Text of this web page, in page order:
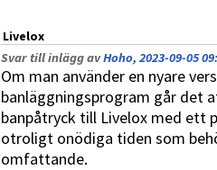
Livelox
Svar till inlägg avHoho, 2023-09-05
Om man använder en nyare
banläggningsprogram går det
banpåtryck till Livelox med ett
otroligt onödiga tiden som
omfattande.